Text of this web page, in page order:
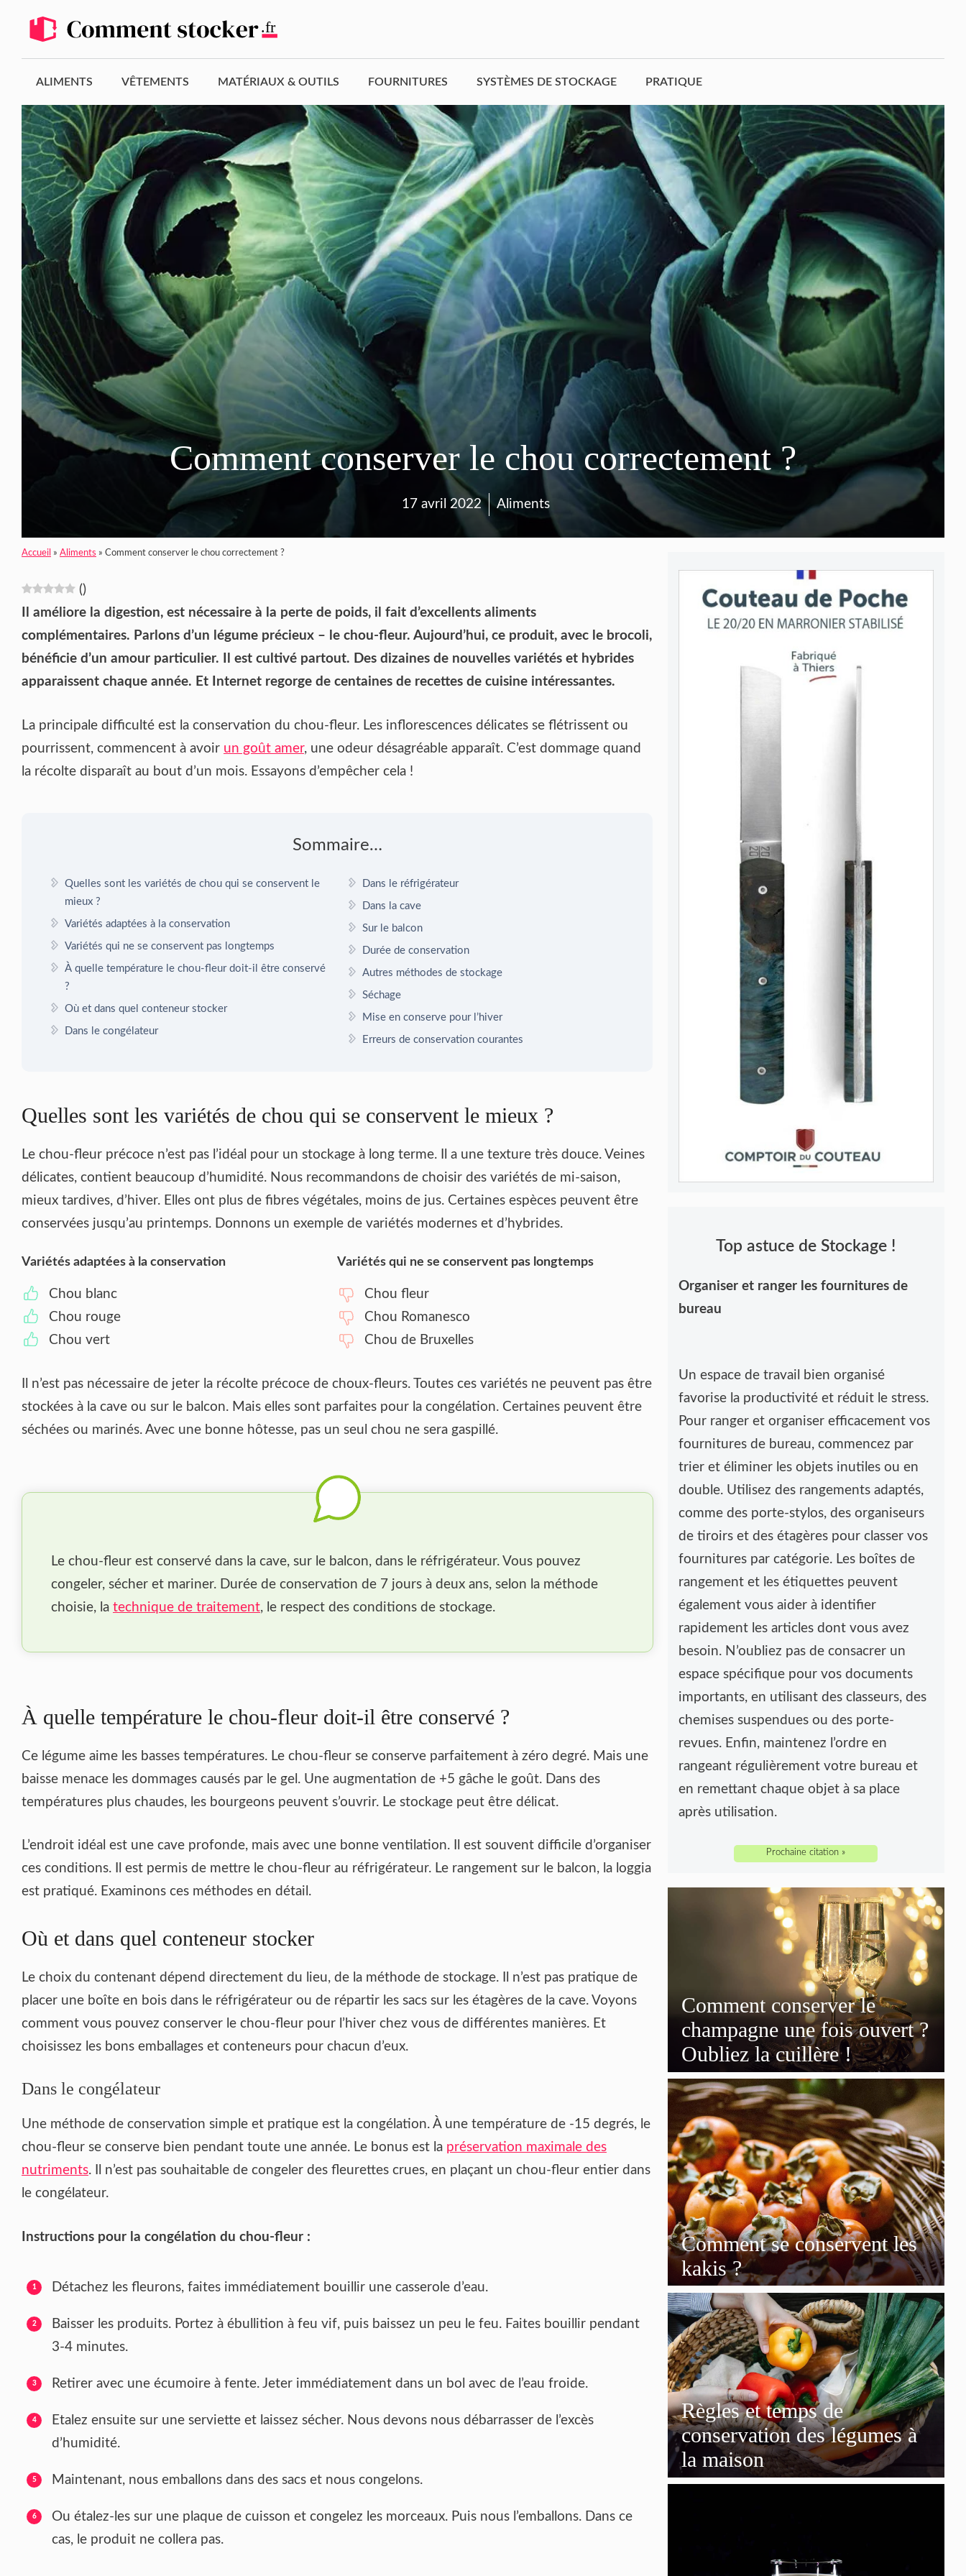
contenu
ALIMENTS VÊTEMENTS MATÉRIAUX & OUTILS FOURNITURES SYSTÈMES DE STOCKAGE PRATIQUE
Comment conserver le chou correctement ?
17 avril 2022 Aliments
Accueil » Aliments » Comment conserver le chou correctement ?
()
Il améliore la digestion, est nécessaire à la perte de poids, il fait d’excellents aliments
complémentaires. Parlons d’un légume précieux – le chou-fleur. Aujourd’hui, ce produit, avec le brocoli,
bénéficie d’un amour particulier. Il est cultivé partout. Des dizaines de nouvelles variétés et hybrides
apparaissent chaque année. Et Internet regorge de centaines de recettes de cuisine intéressantes.
La principale difficulté est la conservation du chou-fleur. Les inflorescences délicates se flétrissent ou
pourrissent, commencent à avoir un goût amer, une odeur désagréable apparaît. C’est dommage quand
la récolte disparaît au bout d’un mois. Essayons d’empêcher cela !
Sommaire…
Quelles sont les variétés de chou qui se conservent le
mieux ?
Variétés adaptées à la conservation
Variétés qui ne se conservent pas longtemps
À quelle température le chou-fleur doit-il être conservé
?
Où et dans quel conteneur stocker
Dans le congélateur
Dans le réfrigérateur
Dans la cave
Sur le balcon
Durée de conservation
Autres méthodes de stockage
Séchage
Mise en conserve pour l’hiver
Erreurs de conservation courantes
Quelles sont les variétés de chou qui se conservent le mieux ?
Le chou-fleur précoce n’est pas l’idéal pour un stockage à long terme. Il a une texture très douce. Veines
délicates, contient beaucoup d’humidité. Nous recommandons de choisir des variétés de mi-saison,
mieux tardives, d’hiver. Elles ont plus de fibres végétales, moins de jus. Certaines espèces peuvent être
conservées jusqu’au printemps. Donnons un exemple de variétés modernes et d’hybrides.
Variétés adaptées à la conservation
Chou blanc
Chou rouge
Chou vert
Variétés qui ne se conservent pas longtemps
Chou fleur
Chou Romanesco
Chou de Bruxelles
Il n’est pas nécessaire de jeter la récolte précoce de choux-fleurs. Toutes ces variétés ne peuvent pas être
stockées à la cave ou sur le balcon. Mais elles sont parfaites pour la congélation. Certaines peuvent être
séchées ou marinés. Avec une bonne hôtesse, pas un seul chou ne sera gaspillé.
Le chou-fleur est conservé dans la cave, sur le balcon, dans le réfrigérateur. Vous pouvez
congeler, sécher et mariner. Durée de conservation de 7 jours à deux ans, selon la méthode
choisie, la technique de traitement, le respect des conditions de stockage.
À quelle température le chou-fleur doit-il être conservé ?
Ce légume aime les basses températures. Le chou-fleur se conserve parfaitement à zéro degré. Mais une
baisse menace les dommages causés par le gel. Une augmentation de +5 gâche le goût. Dans des
températures plus chaudes, les bourgeons peuvent s’ouvrir. Le stockage peut être délicat.
L’endroit idéal est une cave profonde, mais avec une bonne ventilation. Il est souvent difficile d’organiser
ces conditions. Il est permis de mettre le chou-fleur au réfrigérateur. Le rangement sur le balcon, la loggia
est pratiqué. Examinons ces méthodes en détail.
Où et dans quel conteneur stocker
Le choix du contenant dépend directement du lieu, de la méthode de stockage. Il n’est pas pratique de
placer une boîte en bois dans le réfrigérateur ou de répartir les sacs sur les étagères de la cave. Voyons
comment vous pouvez conserver le chou-fleur pour l’hiver chez vous de différentes manières. Et
choisissez les bons emballages et conteneurs pour chacun d’eux.
Dans le congélateur
Une méthode de conservation simple et pratique est la congélation. À une température de -15 degrés, le
chou-fleur se conserve bien pendant toute une année. Le bonus est la préservation maximale des
nutriments. Il n’est pas souhaitable de congeler des fleurettes crues, en plaçant un chou-fleur entier dans
le congélateur.
Instructions pour la congélation du chou-fleur :
Détachez les fleurons, faites immédiatement bouillir une casserole d’eau.
Baisser les produits. Portez à ébullition à feu vif, puis baissez un peu le feu. Faites bouillir pendant
3-4 minutes.
Retirer avec une écumoire à fente. Jeter immédiatement dans un bol avec de l’eau froide.
Etalez ensuite sur une serviette et laissez sécher. Nous devons nous débarrasser de l’excès
d’humidité.
Maintenant, nous emballons dans des sacs et nous congelons.
Ou étalez-les sur une plaque de cuisson et congelez les morceaux. Puis nous l’emballons. Dans ce
cas, le produit ne collera pas.
Top astuce de Stockage !
Organiser et ranger les fournitures de
bureau
Un espace de travail bien organisé
favorise la productivité et réduit le stress.
Pour ranger et organiser efficacement vos
fournitures de bureau, commencez par
trier et éliminer les objets inutiles ou en
double. Utilisez des rangements adaptés,
comme des porte-stylos, des organiseurs
de tiroirs et des étagères pour classer vos
fournitures par catégorie. Les boîtes de
rangement et les étiquettes peuvent
également vous aider à identifier
rapidement les articles dont vous avez
besoin. N’oubliez pas de consacrer un
espace spécifique pour vos documents
importants, en utilisant des classeurs, des
chemises suspendues ou des porte-
revues. Enfin, maintenez l’ordre en
rangeant régulièrement votre bureau et
en remettant chaque objet à sa place
après utilisation.
Prochaine citation »
Comment conserver le
champagne une fois ouvert ?
Oubliez la cuillère !
Comment se conservent les
kakis ?
Règles et temps de
conservation des légumes à
la maison